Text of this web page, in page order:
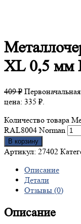
XL 0,5 мм
409₽
цена: 335 ₽.
Количество товара
RAL8004 Norman
В корзину
Артикул: 27402
Описание
Детали
Отзывы (0)
Описание